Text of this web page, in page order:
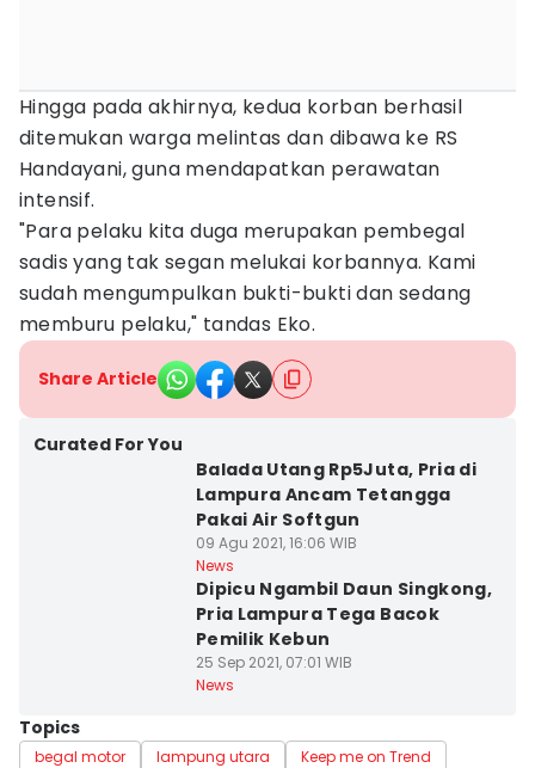
Hingga pada akhirnya, kedua korban berhasil
ditemukan warga melintas dan dibawa ke RS
Handayani, guna mendapatkan perawatan
intensif.
"Para pelaku kita duga merupakan pembegal
sadis yang tak segan melukai korbannya. Kami
sudah mengumpulkan bukti-bukti dan sedang
memburu pelaku," tandas Eko.
Share Article
Curated For You
Balada Utang Rp5Juta, Pria di
Lampura Ancam Tetangga
Pakai Air Softgun
09 Agu 2021, 16:06 WIB
News
Dipicu Ngambil Daun Singkong,
Pria Lampura Tega Bacok
Pemilik Kebun
25 Sep 2021, 07:01 WIB
News
Topics
begal motor lampung utara Keep me on Trend